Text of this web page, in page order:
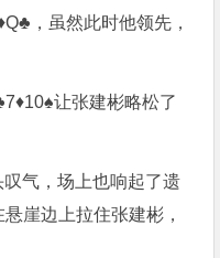
，虽然此时他领先，
让张建彬略松了
气，场上也响起了遗
崖边上拉住张建彬，